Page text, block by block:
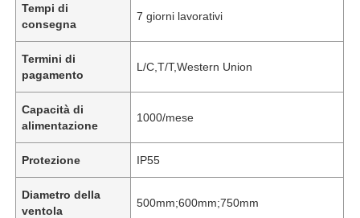
Tempi di
consegna
7 giorni lavorativi
Termini di
pagamento
L/C,T/T,Western Union
Capacità di
alimentazione
1000/mese
Protezione IP55
Diametro della
ventola
500mm;600mm;750mm